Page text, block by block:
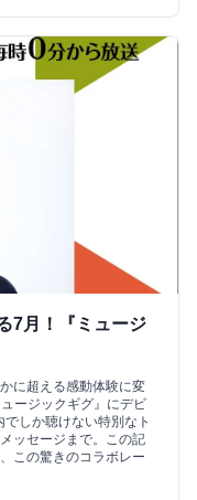
7月！『ミュージ
に超える感動体験に変
ージックギグ』にデビ
しか聴けない特別なト
ッセージまで。この記
この驚きのコラボレー